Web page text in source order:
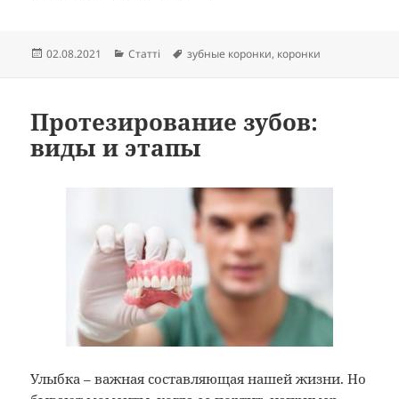
Опубліковано
02.08.2021 Категорії
Статті Позначки
зубные коронки, коронки
Протезирование зубов:
виды и этапы
Улыбка – важная составляющая нашей жизни. Но